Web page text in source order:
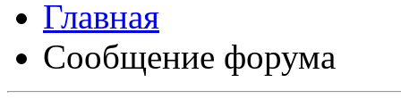
Сообщение форума